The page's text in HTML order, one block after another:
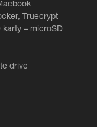
Truecrypt
karty – microSD
drive